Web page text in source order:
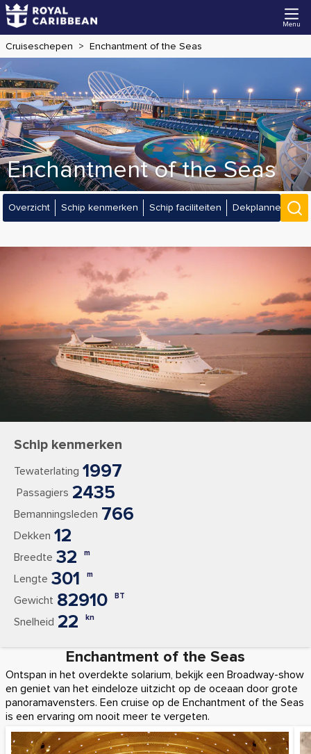
Menu
Cruiseschepen Enchantment of the Seas
Enchantment of the Seas
Overzicht Schip kenmerken Schip faciliteiten Dekplannen
Schip kenmerken
Tewaterlating 1997
Passagiers 2435
Bemanningsleden 766
Dekken 12
Breedte 32 m
Lengte 301 m
Gewicht 82910 BT
Snelheid 22 kn
Enchantment of the Seas
Ontspan in het overdekte solarium, bekijk een Broadway-show
en geniet van het eindeloze uitzicht op de oceaan door grote
panoramavensters. Een cruise op de Enchantment of the Seas
is een ervaring om nooit meer te vergeten.